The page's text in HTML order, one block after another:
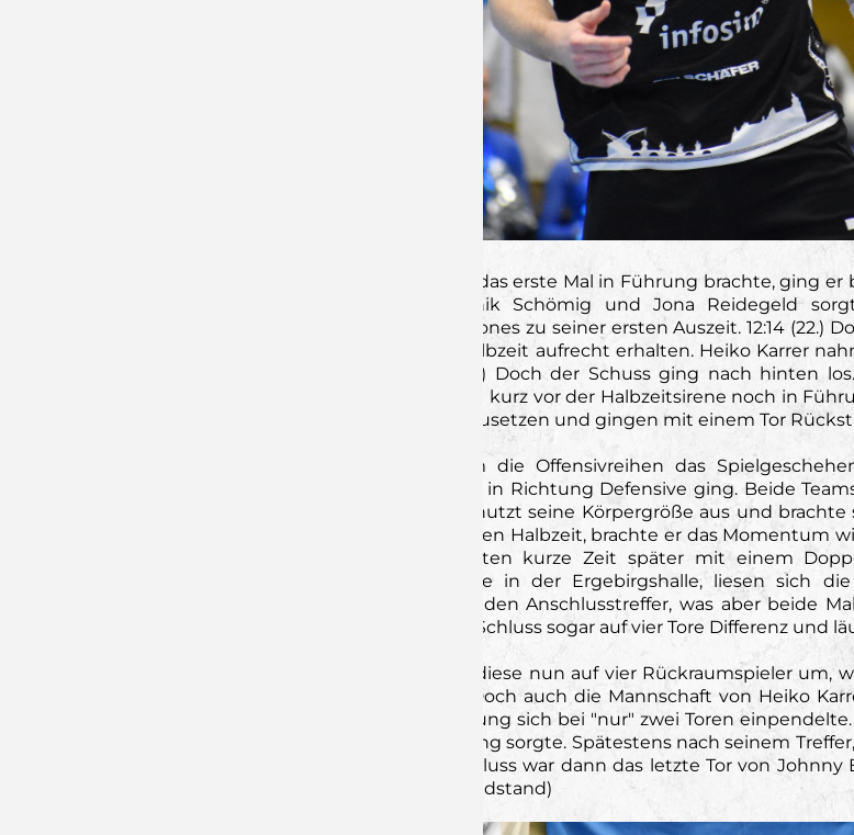
Kurz nachdem Jakob-Jannis Leun die Auer das erste Mal in Führung brachte, ging
und sah die rote Karte. 12:11 (18.) Dominik Schömig und Jona Reidegeld
Führungswechsel, und zwangen Rüdiger Bones zu seiner ersten Auszeit. 12:14
konnten den Vorsprung bis kurz vor der Halbzeit aufrecht erhalten. Heiko Karrer
erstmalig auf drei Tore ausbauen. 15:17 (28.) Doch der Schuss ging nach hinten
Gastgeber innerhalb nur kurzer Zeit aus, um kurz vor der Halbzeitsirene noch in
Überlegenheit in eine Halbzeitführung umzusetzen und gingen mit einem Tor
Während im ersten Durchgang vor allem die Offensivreihen das
Wiederanpfiff an, dass der Fokus nun mehr in Richtung Defensive ging. Beide
Dederding in dieser Phase nicht störte. Er nutzt seine Körpergröße aus und
Toren in den ersten zehn Minuten der zweiten Halbzeit, brachte er das Momentum
welche nun auf der Platte standen, sorgten kurze Zeit später mit einem
Angetrieben von der hitzigen Atmosphäre in der Ergebirgshalle, liesen sich
Siebenmeterlinie zwei mal die Chance auf den Anschlusstreffer, was aber beide
nutzte das aus und erhöhte 12 Minuten vor Schluss sogar auf vier Tore Differenz und
Nach einer Auszeit der Gastgeber, stellten diese nun auf vier Rückraumspieler
der Wölfe nur bedingt zum Erfolg führte. Doch auch die Mannschaft von Heiko
gegnerischen Torhüter, weshalb der Vorsprung sich bei "nur" zwei Toren
Toren in der Crunchtime für die Entscheidung sorgte. Spätestens nach seinem
Dach und Fach. 31:34 (59.) Krönender Abschluss war dann das letzte Tor von
bereits für den EHV aufgelaufen ist. 32:35 (Endstand)